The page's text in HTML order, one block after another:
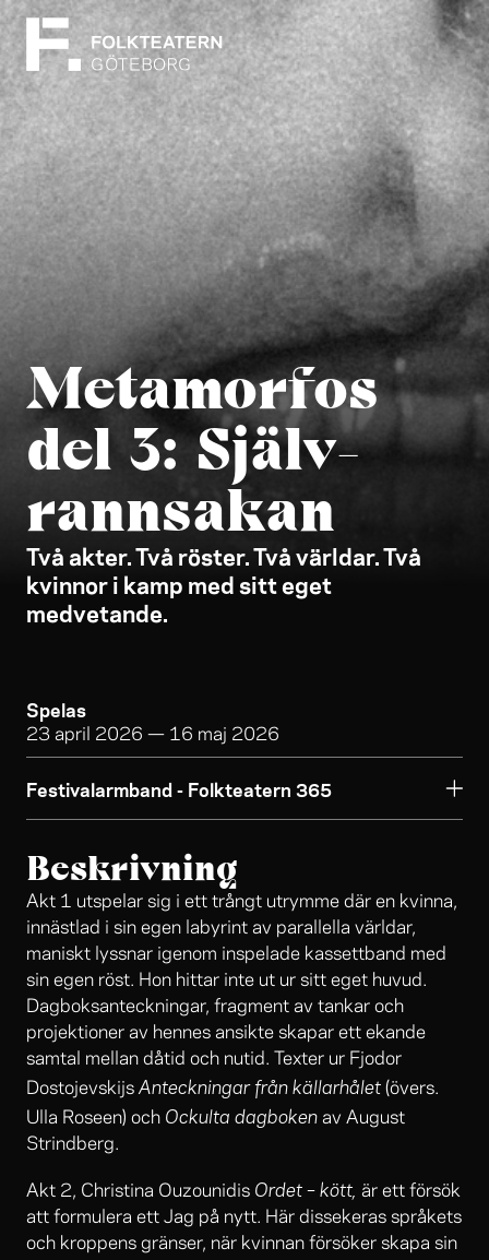
Metamorfos
del 3: Själv­
rannsakan
Två akter. Två röster. Två världar. Två
kvinnor i kamp med sitt eget
medvetande.
Spelas
23 april 2026 — 16 maj 2026
Festivalarmband - Folkteatern 365
Beskrivning
Akt 1 utspelar sig i ett trångt utrymme där en kvinna,
innästlad i sin egen labyrint av parallella världar,
maniskt lyssnar igenom inspelade kassettband med
sin egen röst. Hon hittar inte ut ur sitt eget huvud.
Dagboksanteckningar, fragment av tankar och
projektioner av hennes ansikte skapar ett ekande
samtal mellan dåtid och nutid. Texter ur Fjodor
DostojevskijsAnteckningar från källarhålet (övers.
Ulla Roseen) och Ockulta dagboken av August
Strindberg.
Akt 2, Christina Ouzounidis Ordet – kött, är ett försök
att formulera ett Jag på nytt. Här dissekeras språkets
och kroppens gränser, när kvinnan försöker skapa sin